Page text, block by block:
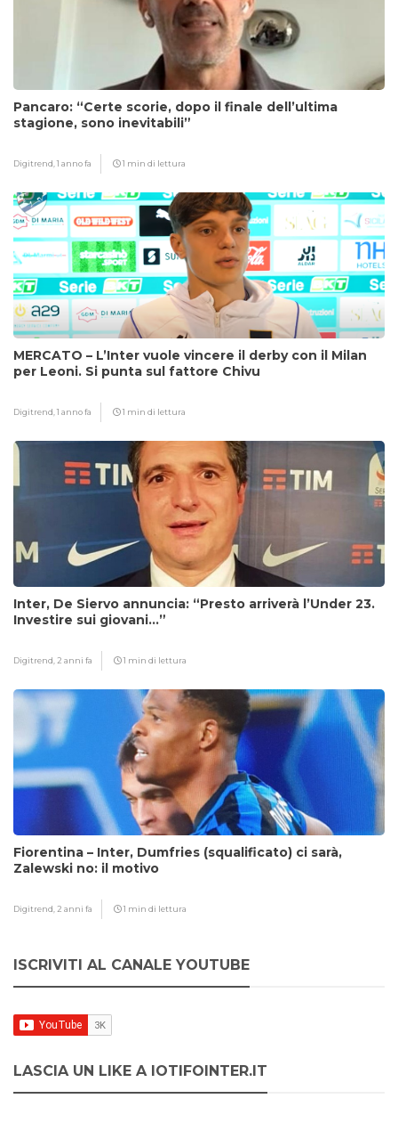
Pancaro: “Certe scorie, dopo il finale dell’ultima
stagione, sono inevitabili”
Digitrend,1 anno fa 1 min di lettura
MERCATO – L’Inter vuole vincere il derby con il Milan
per Leoni. Si punta sul fattore Chivu
Digitrend,1 anno fa 1 min di lettura
Inter, De Siervo annuncia: “Presto arriverà l’Under 23.
Investire sui giovani…”
Digitrend, 2 anni fa 1 min di lettura
Fiorentina – Inter, Dumfries (squalificato) ci sarà,
Zalewski no: il motivo
Digitrend, 2 anni fa 1 min di lettura
ISCRIVITI AL CANALE YOUTUBE
LASCIA UN LIKE A IOTIFOINTER.IT